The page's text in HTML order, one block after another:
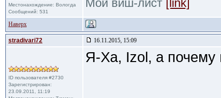
Местонахождение: Вологда
Сообщений: 531
Мой виш-лист [link]
Наверх
stradivari72 16.11.2015, 15:09
ID пользователя #2730
Зарегистрирован:
23.09.2011, 11:19
Я-Ха, Izol, а почему